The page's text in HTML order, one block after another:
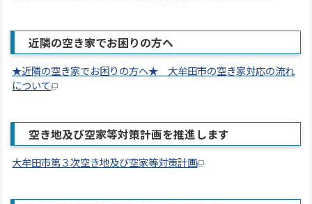
近隣の空き家でお困りの方へ
★近隣の空き家でお困りの方へ★ 大牟田市の空き家対応の流れ
について
空き地及び空家等対策計画を推進します
大牟田市第３次空き地及び空家等対策計画